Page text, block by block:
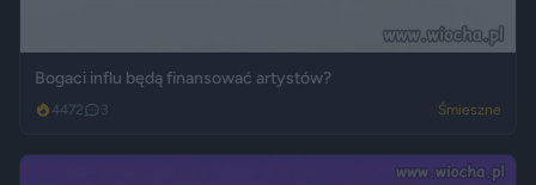
Bogaci influ będą finansować artystów?
4472 3 Śmieszne